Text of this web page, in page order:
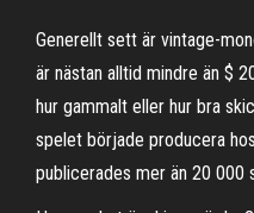
Generellt sett är vintage-
är nästan alltid mindre än $
hur gammalt eller hur bra
spelet började producera
publicerades mer än 20 000